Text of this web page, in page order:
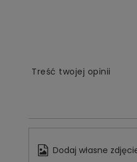
Treść twojej opinii
Dodaj własne